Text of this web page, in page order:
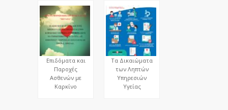
Επιδόματα και
Παροχές
Ασθενών με
Καρκίνο
Τα Δικαιώματα
των Ληπτών
Υπηρεσιών
Υγείας